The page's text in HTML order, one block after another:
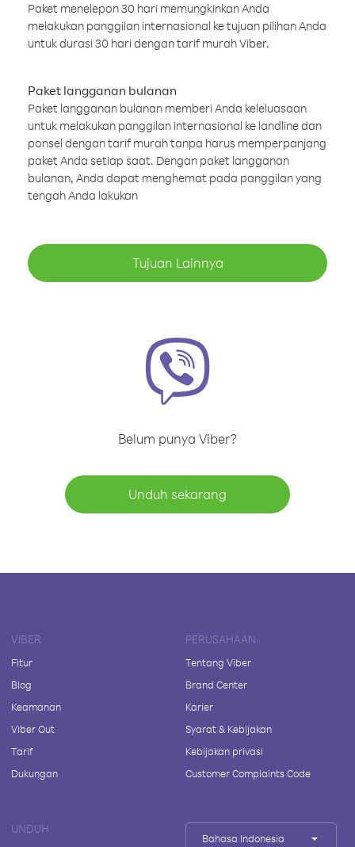
Paket menelepon 30 hari memungkinkan Anda
melakukan panggilan internasional ke tujuan pilihan Anda
untuk durasi 30 hari dengan tarif murah Viber.
Paket langganan bulanan
Paket langganan bulanan memberi Anda keleluasaan
untuk melakukan panggilan internasional ke landline dan
ponsel dengan tarif murah tanpa harus memperpanjang
paket Anda setiap saat. Dengan paket langganan
bulanan, Anda dapat menghemat pada panggilan yang
tengah Anda lakukan
Tujuan Lainnya
Belum punya Viber?
Unduh sekarang
VIBER
Fitur
Blog
Keamanan
Viber Out
Tarif
Dukungan
PERUSAHAAN
Tentang Viber
Brand Center
Karier
Syarat & Kebijakan
Kebijakan privasi
Customer Complaints Code
UNDUH
Bahasa Indonesia